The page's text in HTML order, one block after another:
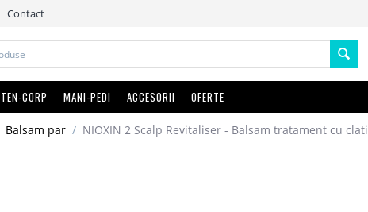
Contact
TEN-CORP MANI-PEDI ACCESORII OFERTE
Balsam par / NIOXIN 2 Scalp Revitaliser - Balsam tratament cu